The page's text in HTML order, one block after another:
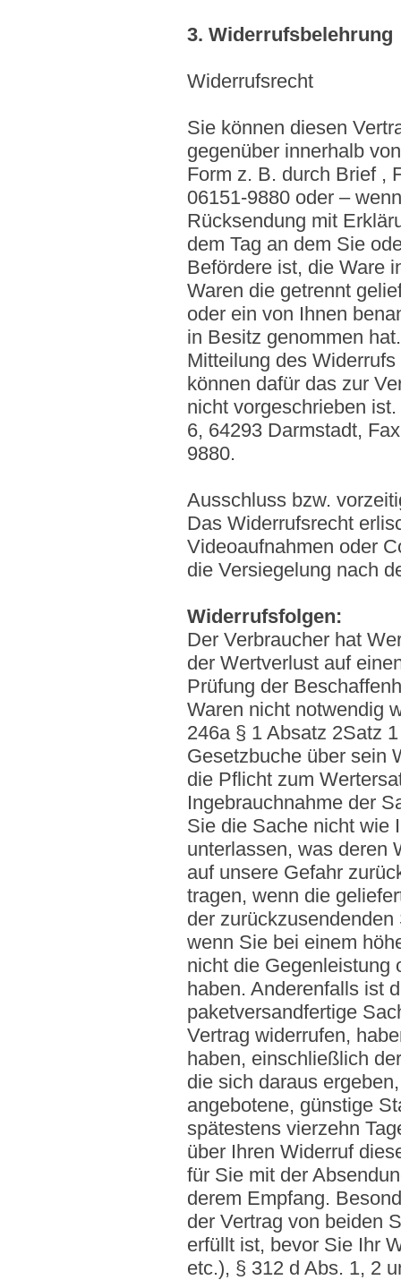
3. Widerrufsbelehrung
Widerrufsrecht
Sie können diesen
gegenüber innerhalb
Form z. B. durch Brief ,
06151-9880 oder –
Rücksendung mit
dem Tag an dem Sie
Befördere ist, die Ware
Waren die getrennt
oder ein von Ihnen
in Besitz genommen
Mitteilung des
können dafür das zur
nicht vorgeschrieben
6, 64293 Darmstadt,
9880.
Ausschluss bzw.
Das Widerrufsrecht
Videoaufnahmen oder
die Versiegelung nach
Widerrufsfolgen:
Der Verbraucher hat
der Wertverlust auf
Prüfung der
Waren nicht notwendig
246a § 1 Absatz 2Satz
Gesetzbuche über sein
die Pflicht zum
Ingebrauchnahme der
Sie die Sache nicht wie
unterlassen, was deren
auf unsere Gefahr
tragen, wenn die
der
wenn Sie bei einem
nicht die Gegenleistung
haben. Anderenfalls ist
paketversandfertige
Vertrag widerrufen,
haben, einschließlich
die sich daraus
angebotene, günstige
spätestens vierzehn
über Ihren Widerruf
für Sie mit der
derem Empfang.
der Vertrag von beiden
erfüllt ist, bevor Sie Ihr
etc.), § 312 d Abs. 1, 2